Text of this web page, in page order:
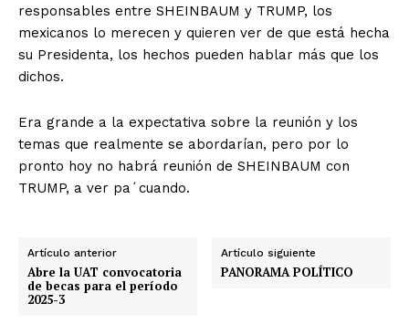
responsables entre SHEINBAUM y TRUMP, los
mexicanos lo merecen y quieren ver de que está hecha
su Presidenta, los hechos pueden hablar más que los
dichos.
Era grande a la expectativa sobre la reunión y los
temas que realmente se abordarían, pero por lo
pronto hoy no habrá reunión de SHEINBAUM con
TRUMP, a ver pa´cuando.
Artículo anterior
Abre la UAT convocatoria
de becas para el período
2025-3
Artículo siguiente
PANORAMA POLÍTICO